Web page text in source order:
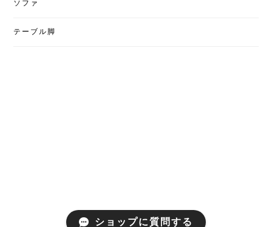
ソファ
テーブル脚
ショップに質問する